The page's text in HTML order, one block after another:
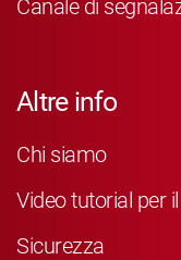
Canale di
Altre info
Chi siamo
Video tutorial per
Sicurezza